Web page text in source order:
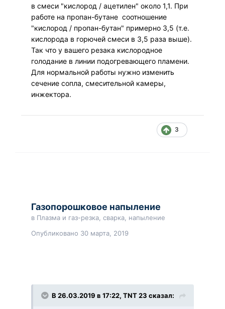
в смеси "кислород / ацетилен" около 1,1. При
работе на пропан-бутане соотношение
"кислород / пропан-бутан" примерно 3,5 (т.е.
кислорода в горючей смеси в 3,5 раза выше).
Так что у вашего резака кислородное
голодание в линии подогревающего пламени.
Для нормальной работы нужно изменить
сечение сопла, смесительной камеры,
инжектора.
3
Газопорошковое напыление
в Плазма и газ-резка, сварка, напыление
Опубликовано 30 марта, 2019
В 26.03.2019 в 17:22, TNT 23 сказал: